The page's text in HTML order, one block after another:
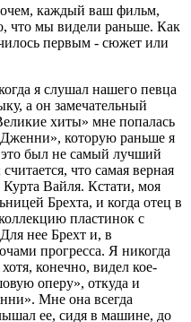
каждый ваш фильм,
что мы видели раньше. Как
первым - сюжет или
я слушал нашего певца
а он замечательный
хиты» мне попалась
Дженни», которую раньше я
был не самый лучший
что самая верная
Вайля. Кстати, моя
Брехта, и когда отец в
пластинок с
нее Брехт и, в
прогресса. Я никогда
конечно, видел кое-
оперу», откуда и
Мне она всегда
ее, сидя в машине, до